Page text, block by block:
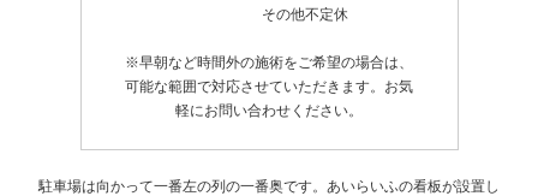
その他不定休
※早朝など時間外の施術をご希望の場合は、
可能な範囲で対応させていただきます。お気
軽にお問い合わせください。
駐車場は向かって一番左の列の一番奥です。あいらいふの看板が設置し